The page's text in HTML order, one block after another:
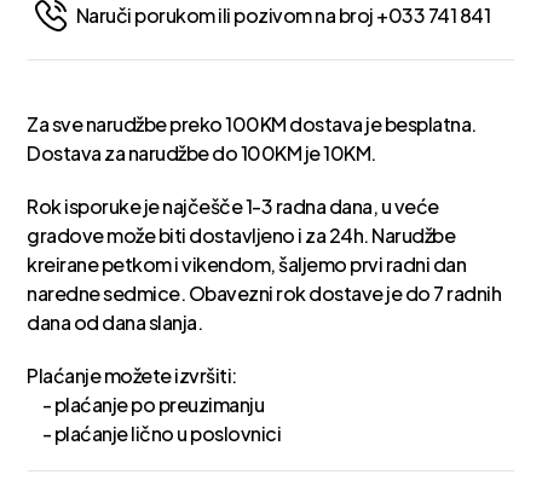
Naruči porukom ili pozivom na broj +033 741 841
Za sve narudžbe preko 100KM dostava je besplatna.
Dostava za narudžbe do 100KM je 10KM.
Rok isporuke je najčešče 1-3 radna dana, u veće
gradove može biti dostavljeno i za 24h. Narudžbe
kreirane petkom i vikendom, šaljemo prvi radni dan
naredne sedmice. Obavezni rok dostave je do 7 radnih
dana od dana slanja.
Plaćanje možete izvršiti:
- plaćanje po preuzimanju
- plaćanje lično u poslovnici